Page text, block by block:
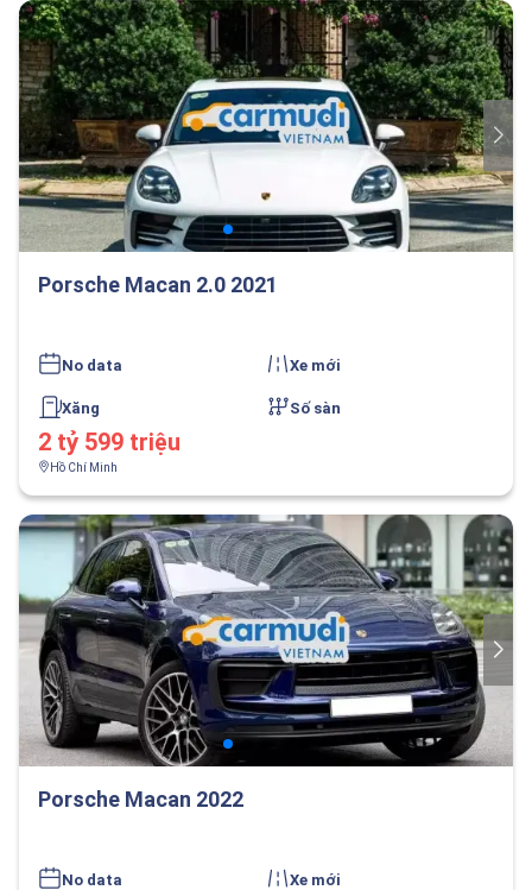
Porsche Macan 2.0 2021
No data Xe mới
Xăng Số sàn
2 tỷ 599 triệu
Hồ Chí Minh
Porsche Macan 2022
No data Xe mới